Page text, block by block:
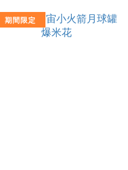
期間限定